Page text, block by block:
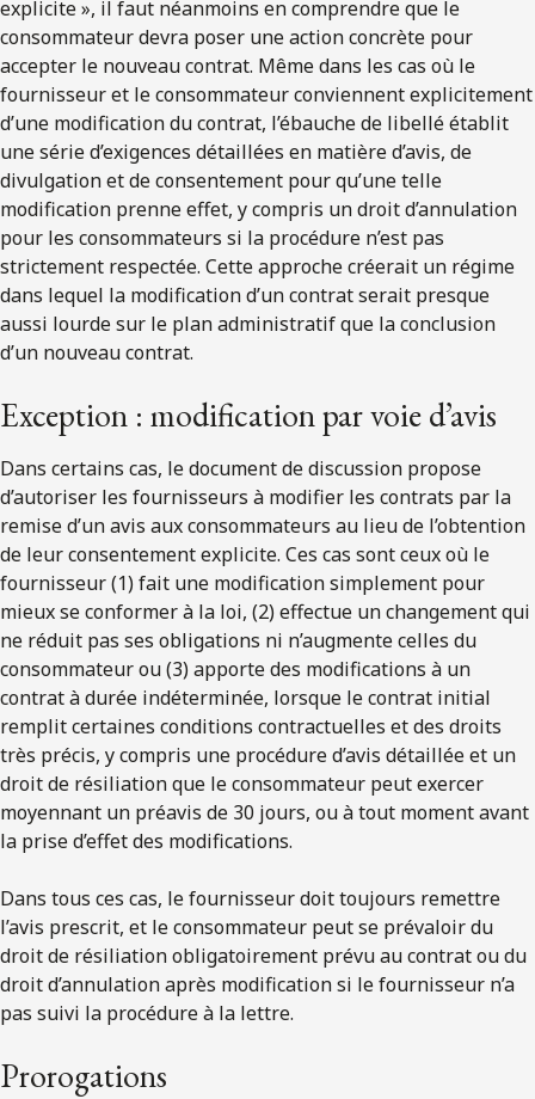
explicite », il faut néanmoins en comprendre que le
consommateur devra poser une action concrète pour
accepter le nouveau contrat. Même dans les cas où le
fournisseur et le consommateur conviennent explicitement
d’une modification du contrat, l’ébauche de libellé établit
une série d’exigences détaillées en matière d’avis, de
divulgation et de consentement pour qu’une telle
modification prenne effet, y compris un droit d’annulation
pour les consommateurs si la procédure n’est pas
strictement respectée. Cette approche créerait un régime
dans lequel la modification d’un contrat serait presque
aussi lourde sur le plan administratif que la conclusion
d’un nouveau contrat.
Exception : modification par voie d’avis
Dans certains cas, le document de discussion propose
d’autoriser les fournisseurs à modifier les contrats par la
remise d’un avis aux consommateurs au lieu de l’obtention
de leur consentement explicite. Ces cas sont ceux où le
fournisseur (1) fait une modification simplement pour
mieux se conformer à la loi, (2) effectue un changement qui
ne réduit pas ses obligations ni n’augmente celles du
consommateur ou (3) apporte des modifications à un
contrat à durée indéterminée, lorsque le contrat initial
remplit certaines conditions contractuelles et des droits
très précis, y compris une procédure d’avis détaillée et un
droit de résiliation que le consommateur peut exercer
moyennant un préavis de 30 jours, ou à tout moment avant
la prise d’effet des modifications.
Dans tous ces cas, le fournisseur doit toujours remettre
l’avis prescrit, et le consommateur peut se prévaloir du
droit de résiliation obligatoirement prévu au contrat ou du
droit d’annulation après modification si le fournisseur n’a
pas suivi la procédure à la lettre.
Prorogations